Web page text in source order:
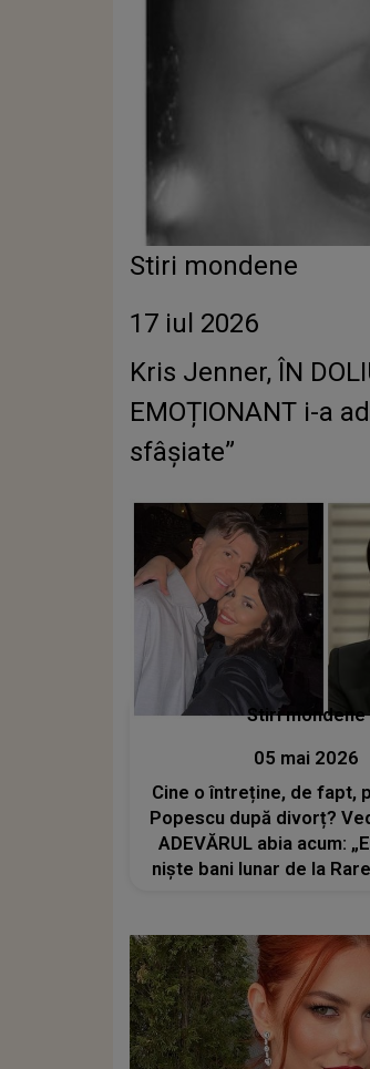
Stiri mondene
17 iul 2026
Kris Jenner, ÎN
EMOȚIONANT i-a
sfâșiate”
Stiri mondene
05 mai 2026
Cine o întreține, de fapt,
Popescu după divorț?
ADEVĂRUL abia acum:
niște bani lunar de la